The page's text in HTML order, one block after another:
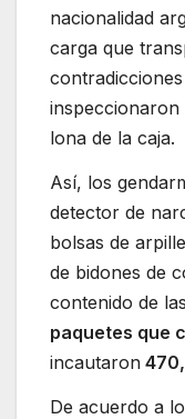
nacionalidad
carga que
inspeccionaron
lona de la caja.
Así, los
detector de
bolsas de
de bidones de
contenido de
paquetes que
incautaron
De acuerdo a